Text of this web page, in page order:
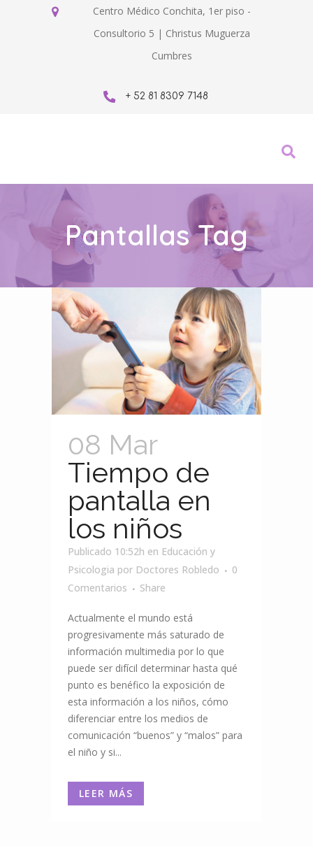
Centro Médico Conchita, 1er piso -
Consultorio 5 | Christus Muguerza
Cumbres
+ 52 81 8309 7148
Pantallas Tag
08 Mar
Tiempo de
pantalla en
los niños
Publicado 10:52h en Educación y
Psicologia por Doctores Robledo
0
Comentarios
Share
Actualmente el mundo está
progresivamente más saturado de
información multimedia por lo que
puede ser difícil determinar hasta qué
punto es benéfico la exposición de
esta información a los niños, cómo
diferenciar entre los medios de
comunicación “buenos” y “malos” para
el niño y si...
LEER MÁS